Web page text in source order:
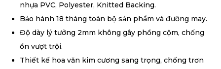
nhựa PVC, Polyester, Knitted Backing.
Bảo hành 18 tháng toàn bộ sản phẩm và đường may.
Độ dày lý tưởng 2mm không gây phồng cộm, chống
ồn vượt trội.
Thiết kế hoa văn kim cương sang trọng, chống trơn